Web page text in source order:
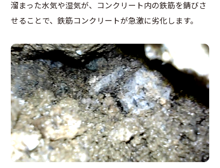
溜まった水気や湿気が、コンクリート内の鉄筋を錆びさ
せることで、鉄筋コンクリートが急激に劣化します。